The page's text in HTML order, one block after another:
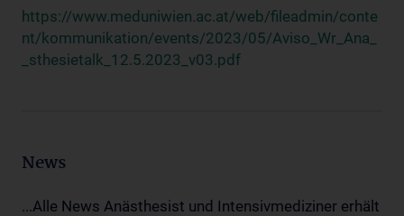
https://www.meduniwien.ac.at/web/fileadmin/conte
nt/kommunikation/events/2023/05/Aviso_Wr_Ana_
_sthesietalk_12.5.2023_v03.pdf
News
...Alle News Anästhesist und Intensivmediziner erhält